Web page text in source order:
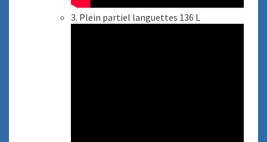
3. Plein partiel languettes 136 L